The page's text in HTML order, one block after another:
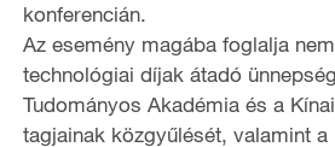
konferencián.
Az esemény magába foglalja
technológiai díjak átadó
Tudományos Akadémia és a
tagjainak közgyűlését, valamint a